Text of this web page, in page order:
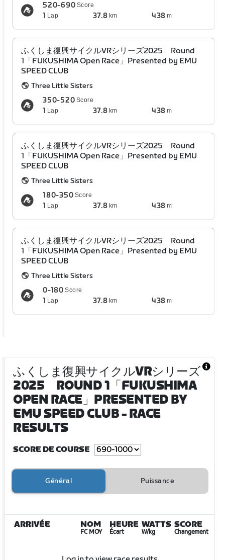
520-690 Score
1 Lap 37.8 km 438 m
ふくしま復興サイクルVRシリーズ2025 Round
1「FUKUSHIMA Open Race」Presented by EMU
SPEED CLUB
Three Little Sisters
350-520 Score
1 Lap 37.8 km 438 m
ふくしま復興サイクルVRシリーズ2025 Round
1「FUKUSHIMA Open Race」Presented by EMU
SPEED CLUB
Three Little Sisters
180-350 Score
1 Lap 37.8 km 438 m
ふくしま復興サイクルVRシリーズ2025 Round
1「FUKUSHIMA Open Race」Presented by EMU
SPEED CLUB
Three Little Sisters
0-180 Score
1 Lap 37.8 km 438 m
ふくしま復興サイクルVRシリーズ
2025 ROUND 1「FUKUSHIMA
OPEN RACE」PRESENTED BY
EMU SPEED CLUB- RACE
RESULTS
SCORE DE COURSE
Général Puissance
ARRIVÉE NOM
FC MOY
HEURE
Écart
WATTS
W/kg
SCORE
Changement